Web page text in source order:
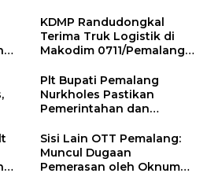
KDMP Randudongkal
Terima Truk Logistik di
Makodim 0711/Pemalang
Desa
Plt Bupati Pemalang
Nurkholes Pastikan
Pemerintahan dan
Berjalan
Sisi Lain OTT Pemalang:
Muncul Dugaan
Pemerasan oleh Oknum